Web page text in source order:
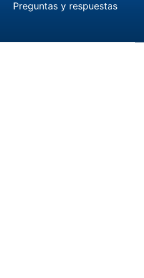
Preguntas y respuestas